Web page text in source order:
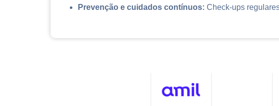
Prevenção e cuidados contínuos: Check-ups